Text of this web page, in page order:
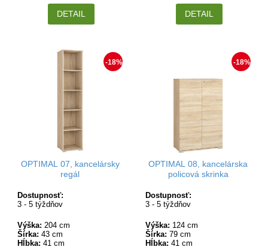
DETAIL DETAIL
-18%
OPTIMAL 07, kancelársky
regál
Dostupnosť:
3 - 5 týždňov
Výška: 204 cm
Šírka: 43 cm
Hĺbka: 41 cm
-18%
OPTIMAL 08, kancelárska
policová skrinka
Dostupnosť:
3 - 5 týždňov
Výška: 124 cm
Šírka: 79 cm
Hĺbka: 41 cm